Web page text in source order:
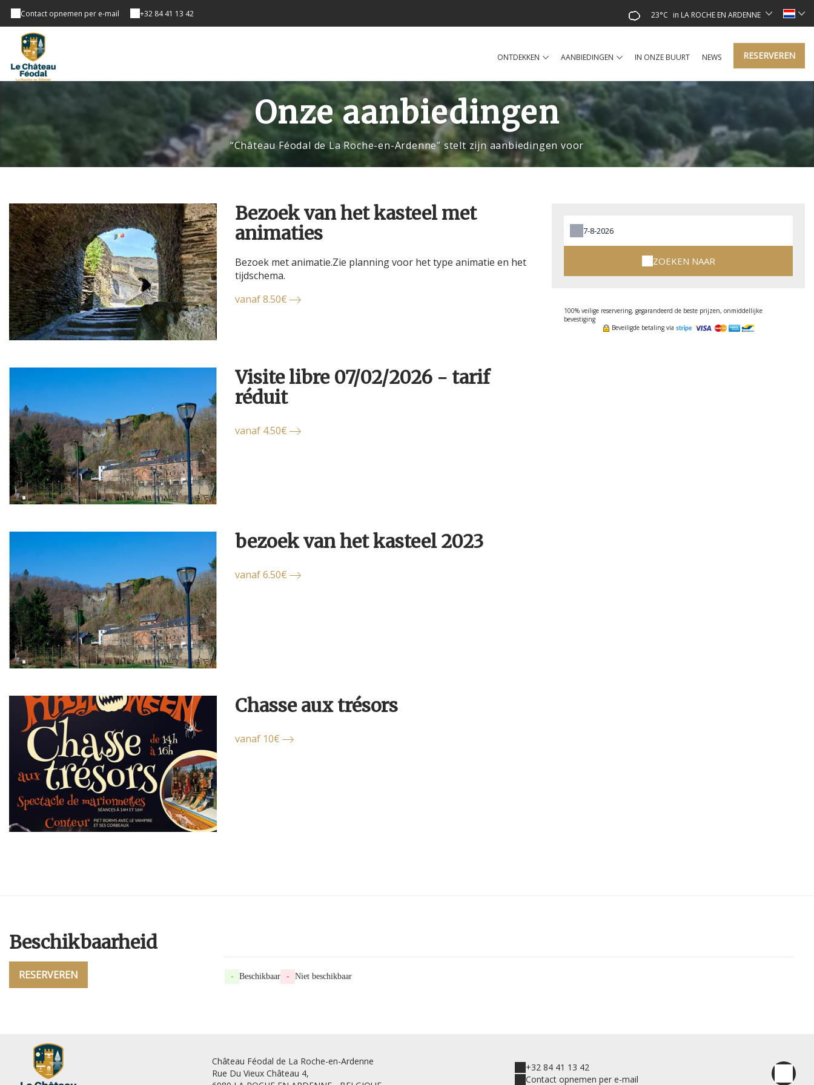
Contact opnemen per e-mail +32 84 41 13 42 23°C in LA ROCHE EN ARDENNE
ONTDEKKEN AANBIEDINGEN IN ONZE BUURT NEWS RESERVEREN
Onze aanbiedingen
“Château Féodal de La Roche-en-Ardenne” stelt zijn aanbiedingen voor
Bezoek van het kasteel met
animaties
Bezoek met animatie.Zie planning voor het type animatie en het
tijdschema.
vanaf 8.50€
Visite libre 07/02/2026 - tarif
réduit
vanaf 4.50€
bezoek van het kasteel 2023
vanaf 6.50€
Chasse aux trésors
vanaf 10€
ZOEKEN NAAR
100% veilige reservering, gegarandeerd de beste prijzen, onmiddellijke
bevestiging
Beveiligde betaling via
Beschikbaarheid
RESERVEREN - Beschikbaar - Niet beschikbaar
Château Féodal de La Roche-en-Ardenne
Rue Du Vieux Château 4,
+32 84 41 13 42
Contact opnemen per e-mail